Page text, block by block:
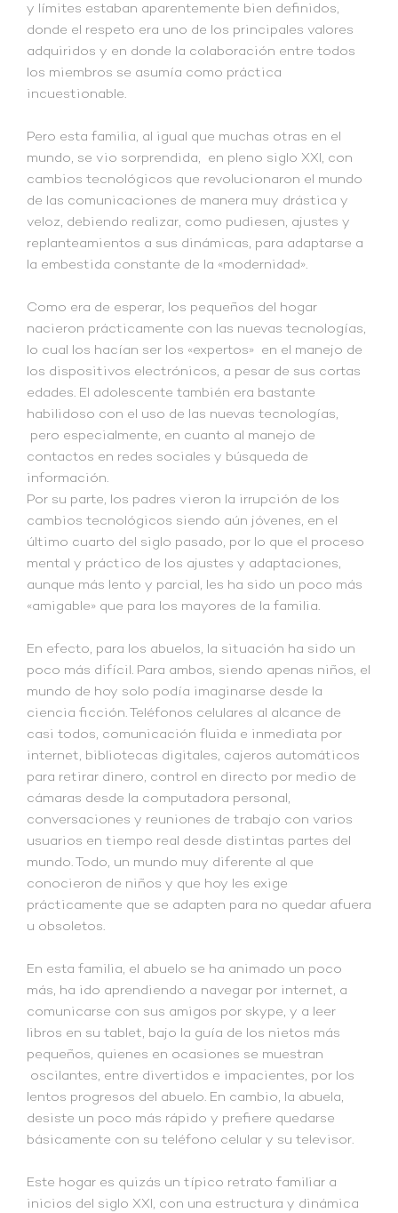
y límites estaban aparentemente bien definidos,
donde el respeto era uno de los principales valores
adquiridos y en donde la colaboración entre todos
los miembros se asumía como práctica
incuestionable.
Pero esta familia, al igual que muchas otras en el
mundo, se vio sorprendida, en pleno siglo XXI, con
cambios tecnológicos que revolucionaron el mundo
de las comunicaciones de manera muy drástica y
veloz, debiendo realizar, como pudiesen, ajustes y
replanteamientos a sus dinámicas, para adaptarse a
la embestida constante de la «modernidad».
Como era de esperar, los pequeños del hogar
nacieron prácticamente con las nuevas tecnologías,
lo cual los hacían ser los «expertos» en el manejo de
los dispositivos electrónicos, a pesar de sus cortas
edades. El adolescente también era bastante
habilidoso con el uso de las nuevas tecnologías,
pero especialmente, en cuanto al manejo de
contactos en redes sociales y búsqueda de
información.
Por su parte, los padres vieron la irrupción de los
cambios tecnológicos siendo aún jóvenes, en el
último cuarto del siglo pasado, por lo que el proceso
mental y práctico de los ajustes y adaptaciones,
aunque más lento y parcial, les ha sido un poco más
«amigable» que para los mayores de la familia.
En efecto, para los abuelos, la situación ha sido un
poco más difícil. Para ambos, siendo apenas niños, el
mundo de hoy solo podía imaginarse desde la
ciencia ficción. Teléfonos celulares al alcance de
casi todos, comunicación fluida e inmediata por
internet, bibliotecas digitales, cajeros automáticos
para retirar dinero, control en directo por medio de
cámaras desde la computadora personal,
conversaciones y reuniones de trabajo con varios
usuarios en tiempo real desde distintas partes del
mundo. Todo, un mundo muy diferente al que
conocieron de niños y que hoy les exige
prácticamente que se adapten para no quedar afuera
u obsoletos.
En esta familia, el abuelo se ha animado un poco
más, ha ido aprendiendo a navegar por internet, a
comunicarse con sus amigos por skype, y a leer
libros en su tablet, bajo la guía de los nietos más
pequeños, quienes en ocasiones se muestran
oscilantes, entre divertidos e impacientes, por los
lentos progresos del abuelo. En cambio, la abuela,
desiste un poco más rápido y prefiere quedarse
básicamente con su teléfono celular y su televisor.
Este hogar es quizás un típico retrato familiar a
inicios del siglo XXI, con una estructura y dinámica